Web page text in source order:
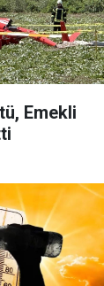
Emekli